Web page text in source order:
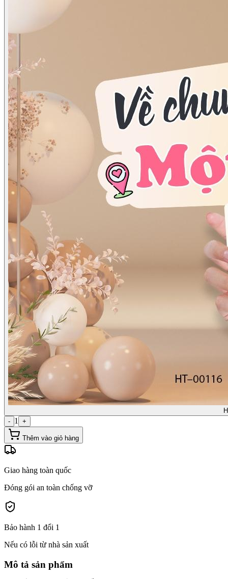
- 1 +
Thêm vào giỏ hàng
Giao hàng toàn quốc
Đóng gói an toàn chống vỡ
Bảo hành 1 đổi 1
Nếu có lỗi từ nhà sản xuất
Mô tả sản phẩm